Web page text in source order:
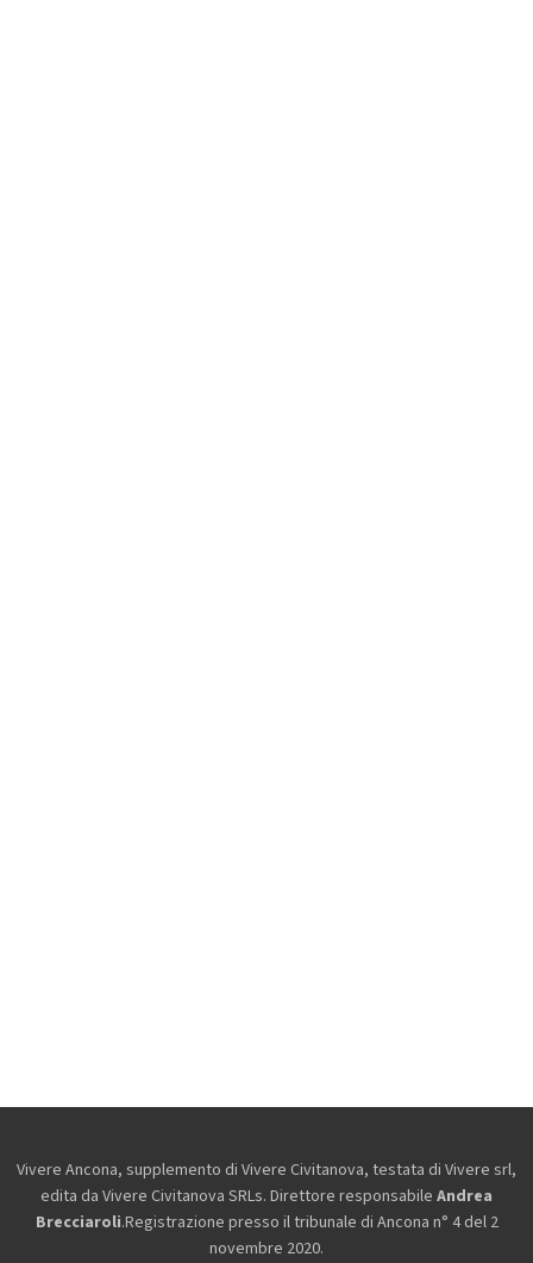
Vivere Ancona, supplemento di Vivere Civitanova, testata di Vivere srl,
edita da Vivere Civitanova SRLs. Direttore responsabile Andrea
Brecciaroli.Registrazione presso il tribunale di Ancona n° 4 del 2
novembre 2020.